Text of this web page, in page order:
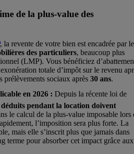
de la plus-value des
, la revente de votre bien est encadrée par le
des particuliers, beaucoup plus
(LMP). Vous bénéficiez
totale d’impôt sur le revenu
prélèvements sociaux après30 ans.
en 2026 : Depuis la récente loi de
déduits pendant la location doivent
le calcul de la plus-value imposable lors
l’imposition sera plus forte. La
mais elle s’inscrit plus que jamais dans
terme pour absorber cet impact grâce aux